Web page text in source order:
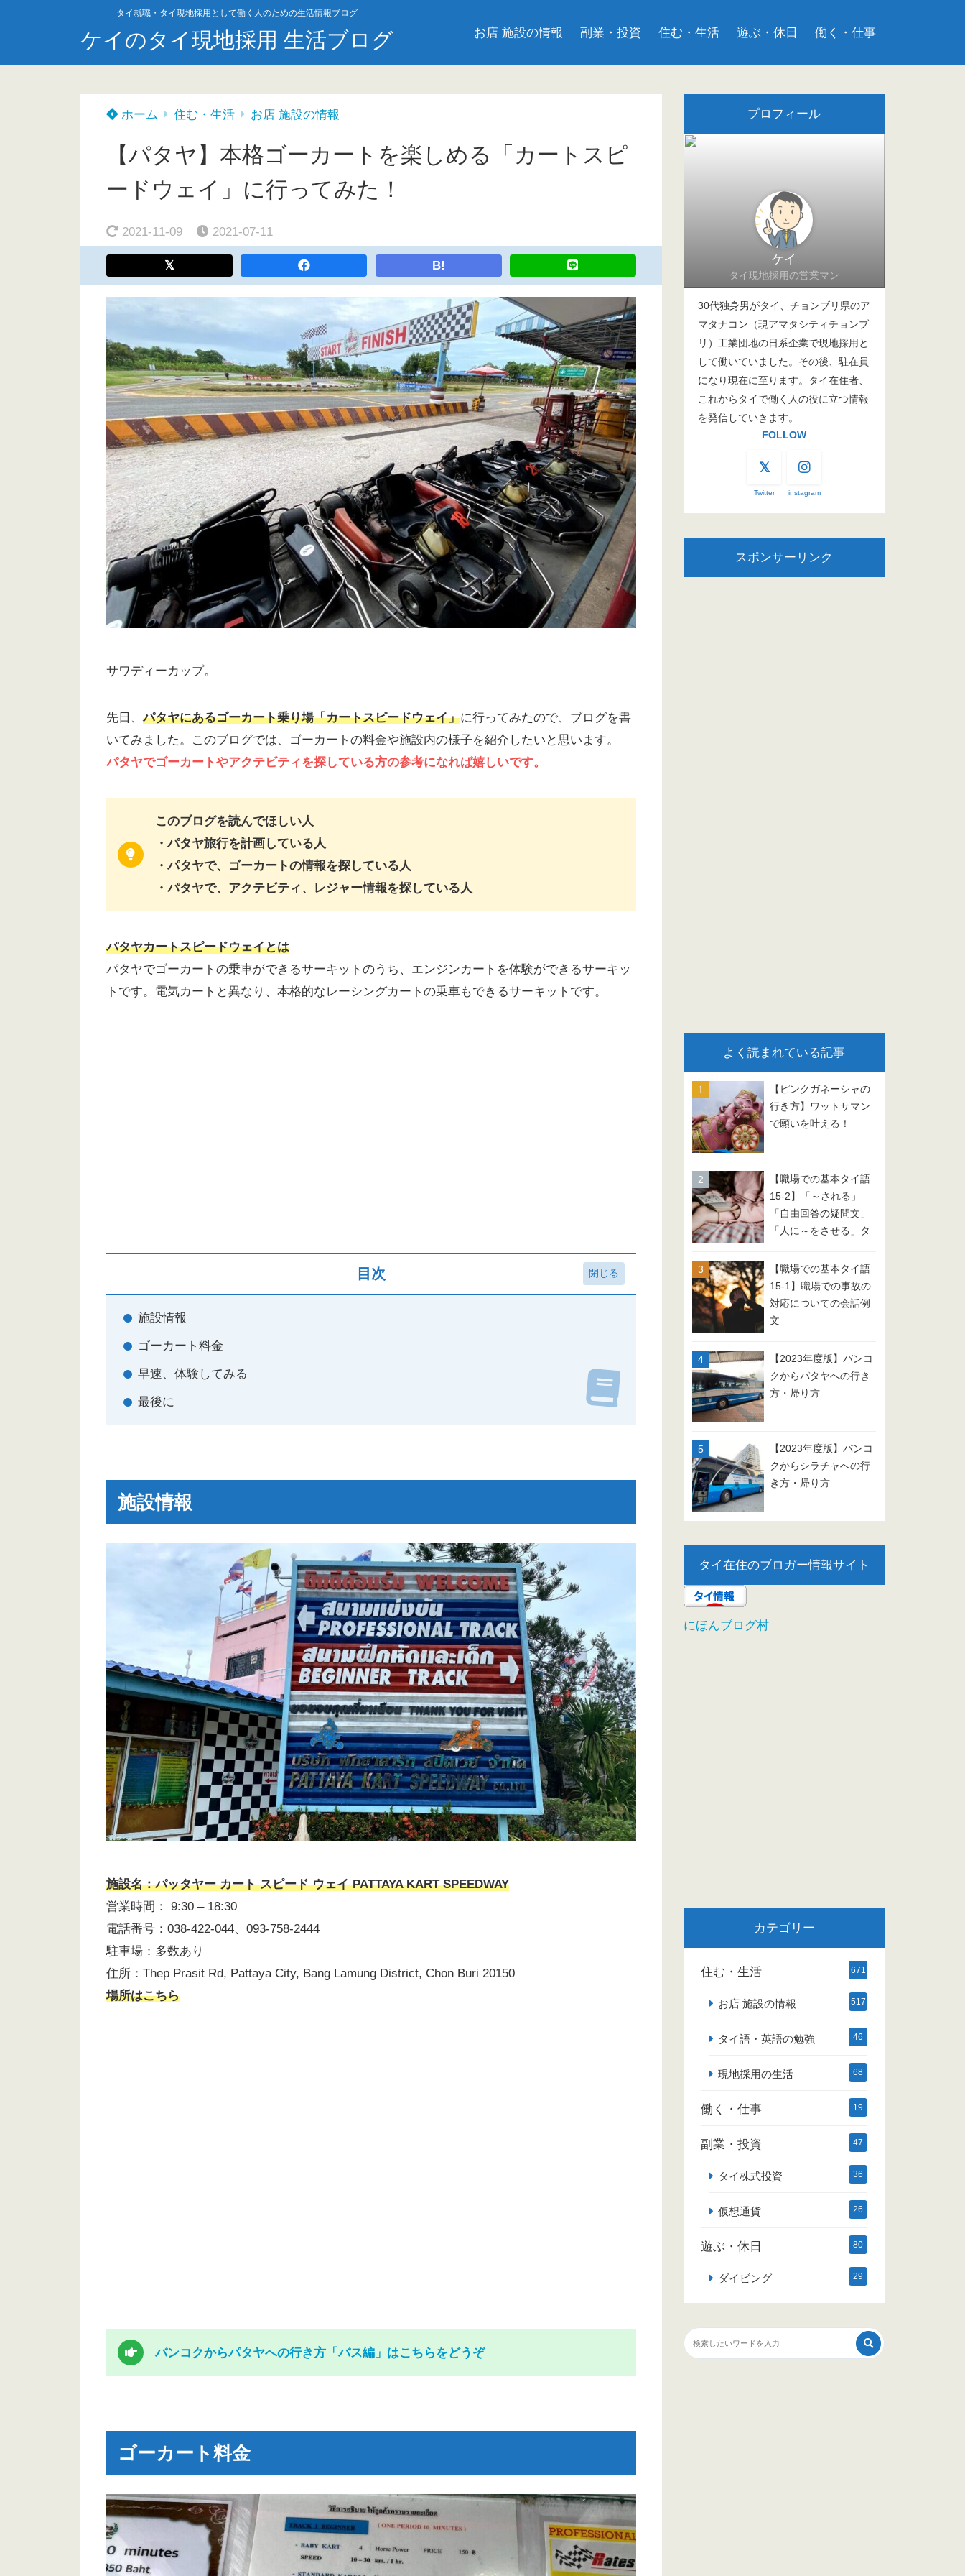
タイ就職・タイ現地採用として働く人のための生活情報ブログ
ケイのタイ現地採用 生活ブログ お店 施設の情報 副業・投資 住む・生活 遊ぶ・休日 働く・仕事
ホーム 住む・生活 お店 施設の情報
【パタヤ】本格ゴーカートを楽しめる「カートスピ
ードウェイ」に行ってみた！
2021-11-09 2021-07-11
B!
サワディーカップ。
先日、パタヤにあるゴーカート乗り場「カートスピードウェイ」に行ってみたので、ブログを書
いてみました。このブログでは、ゴーカートの料金や施設内の様子を紹介したいと思います。
パタヤでゴーカートやアクテビティを探している方の参考になれば嬉しいです。
このブログを読んでほしい人
・パタヤ旅行を計画している人
・パタヤで、ゴーカートの情報を探している人
・パタヤで、アクテビティ、レジャー情報を探している人
パタヤカートスピードウェイとは
パタヤでゴーカートの乗車ができるサーキットのうち、エンジンカートを体験ができるサーキッ
トです。電気カートと異なり、本格的なレーシングカートの乗車もできるサーキットです。
目次
施設情報
ゴーカート料金
早速、体験してみる
最後に
施設情報
施設名：パッタヤー カート スピード ウェイ PATTAYA KART SPEEDWAY
営業時間： 9:30 – 18:30
電話番号：038-422-044、093-758-2444
駐車場：多数あり
住所：Thep Prasit Rd, Pattaya City, Bang Lamung District, Chon Buri 20150
場所はこちら
バンコクからパタヤへの行き方「バス編」はこちらをどうぞ
ゴーカート料金
プロフィール
ケイ
タイ現地採用の営業マン
30代独身男がタイ、チョンブリ県のア
マタナコン（現アマタシティチョンブ
リ）工業団地の日系企業で現地採用と
して働いていました。その後、駐在員
になり現在に至ります。タイ在住者、
これからタイで働く人の役に立つ情報
を発信していきます。
FOLLOW
Twitter instagram
スポンサーリンク
よく読まれている記事
【ピンクガネーシャの
行き方】ワットサマン
で願いを叶える！
【職場での基本タイ語
15-2】「～される」
「自由回答の疑問文」
「人に～をさせる」タ
【職場での基本タイ語
15-1】職場での事故の
対応についての会話例
文
【2023年度版】バンコ
クからパタヤへの行き
方・帰り方
【2023年度版】バンコ
クからシラチャへの行
き方・帰り方
タイ在住のブロガー情報サイト
にほんブログ村
カテゴリー
住む・生活 671
お店 施設の情報 517
タイ語・英語の勉強 46
現地採用の生活 68
働く・仕事 19
副業・投資 47
タイ株式投資 36
仮想通貨 26
遊ぶ・休日 80
ダイビング 29